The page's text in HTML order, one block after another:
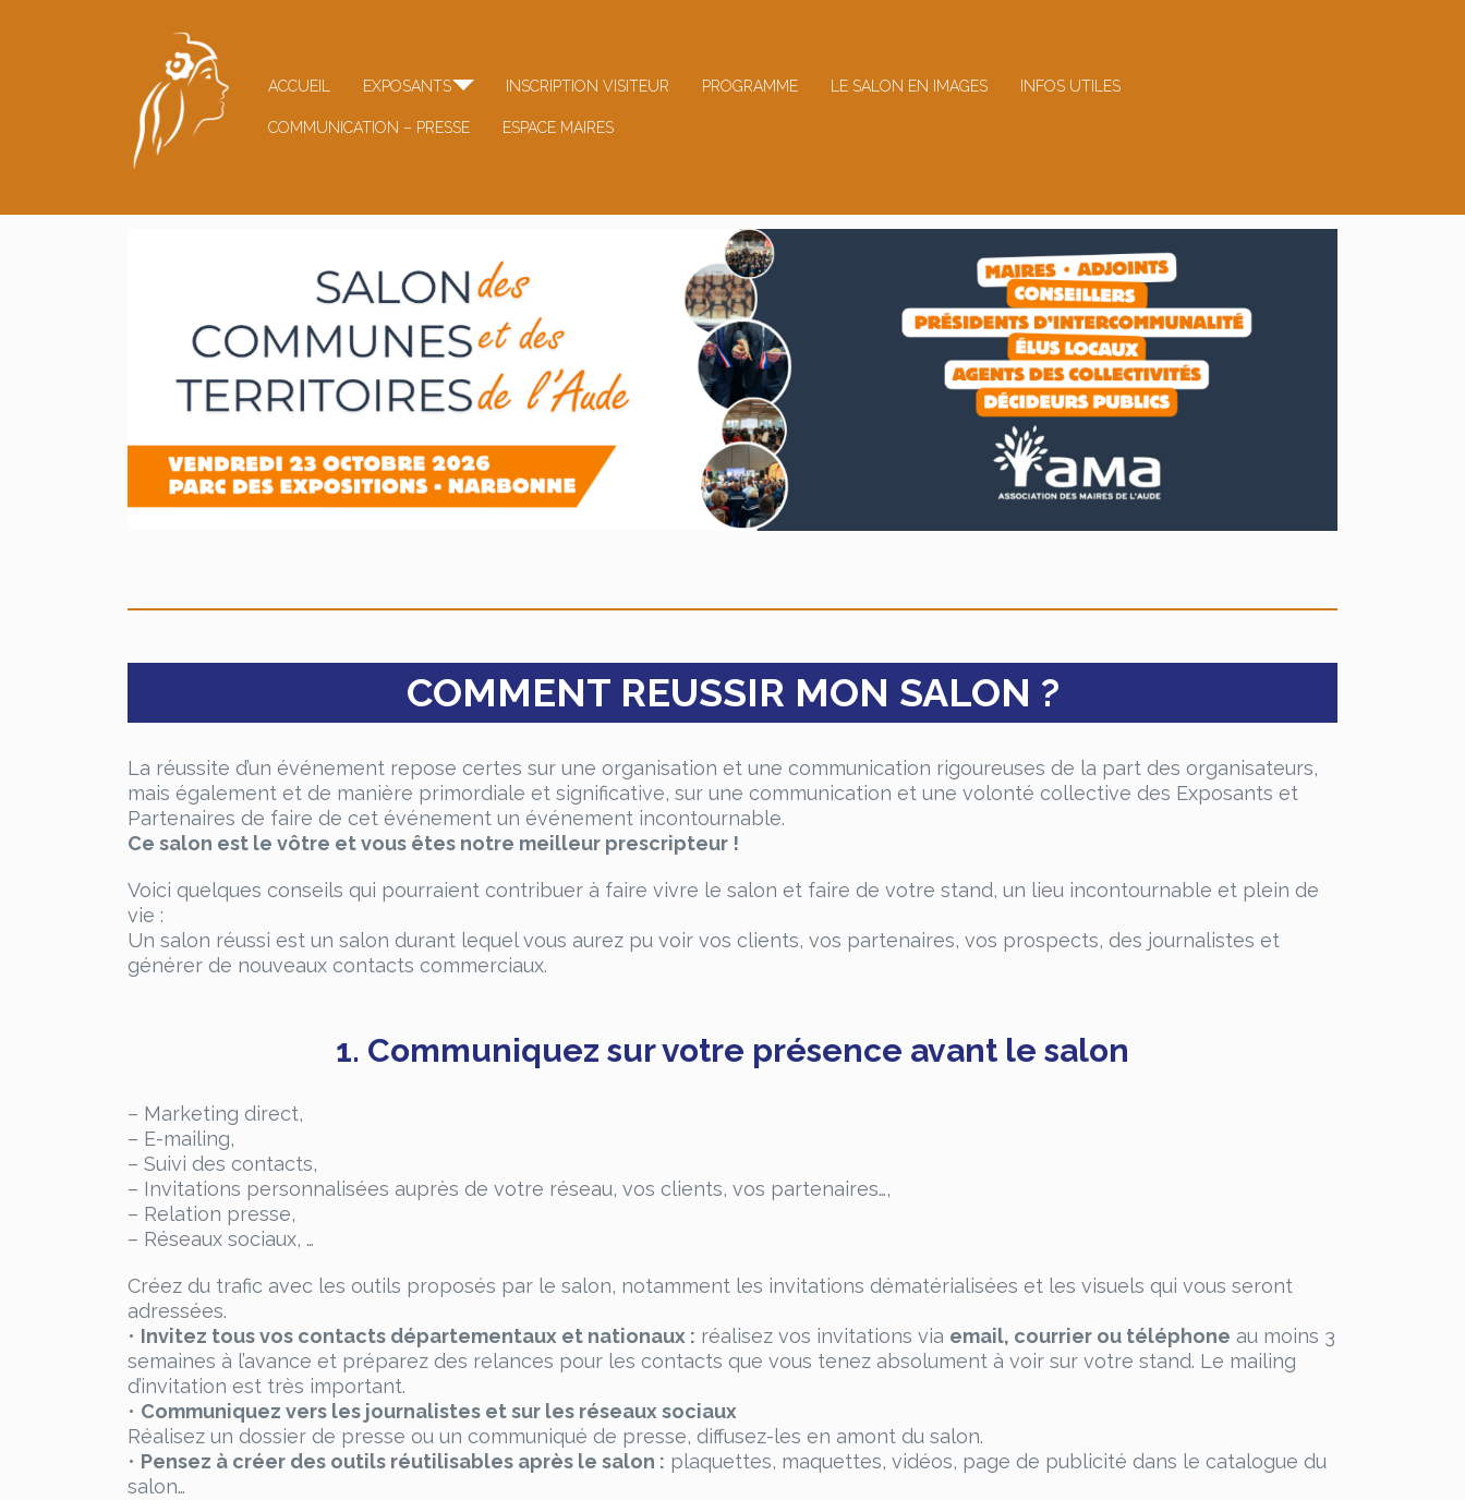
ACCUEIL EXPOSANTS INSCRIPTION VISITEUR PROGRAMME LE SALON EN IMAGES INFOS UTILES
COMMUNICATION – PRESSE ESPACE MAIRES
COMMENT REUSSIR MON SALON ?
La réussite d’un événement repose certes sur une organisation et une communication rigoureuses de la part des organisateurs,
mais également et de manière primordiale et significative, sur une communication et une volonté collective des Exposants et
Partenaires de faire de cet événement un événement incontournable.
Ce salon est le vôtre et vous êtes notre meilleur prescripteur !
Voici quelques conseils qui pourraient contribuer à faire vivre le salon et faire de votre stand, un lieu incontournable et plein de
vie :
Un salon réussi est un salon durant lequel vous aurez pu voir vos clients, vos partenaires, vos prospects, des journalistes et
générer de nouveaux contacts commerciaux.
1. Communiquez sur votre présence avant le salon
– Marketing direct,
– E-mailing,
– Suivi des contacts,
– Invitations personnalisées auprès de votre réseau, vos clients, vos partenaires…,
– Relation presse,
– Réseaux sociaux, …
Créez du trafic avec les outils proposés par le salon, notamment les invitations dématérialisées et les visuels qui vous seront
adressées.
• Invitez tous vos contacts départementaux et nationaux : réalisez vos invitations via email, courrier ou téléphone au moins 3
semaines à l’avance et préparez des relances pour les contacts que vous tenez absolument à voir sur votre stand. Le mailing
d’invitation est très important.
• Communiquez vers les journalistes et sur les réseaux sociaux
Réalisez un dossier de presse ou un communiqué de presse, diffusez-les en amont du salon.
• Pensez à créer des outils réutilisables après le salon : plaquettes, maquettes, vidéos, page de publicité dans le catalogue du
salon…